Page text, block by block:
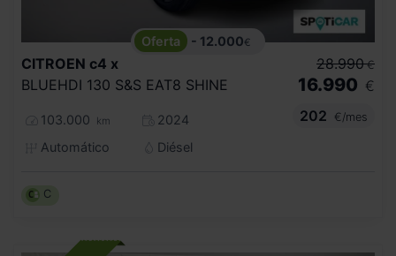
- 12.000€
CITROEN c4 x
BLUEHDI 130 S&S EAT8 SHINE
103.000 km
2024
Automático
Diésel
28.990 €
16.990 €
202
€/mes
C